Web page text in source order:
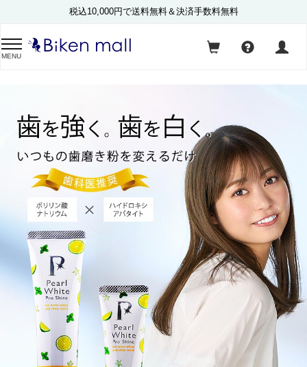
税込10,000円で送料無料＆決済手数料無料
MENU